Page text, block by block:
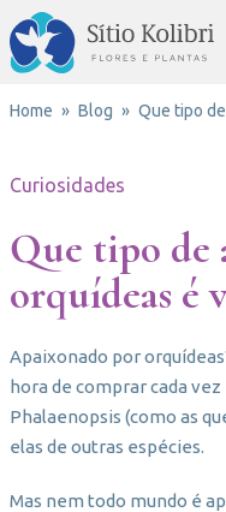
Home Blog Que tipo
Curiosidades
Que tipo de
orquídeas é
Apaixonado por
hora de comprar cada
Phalaenopsis (como as
elas de outras espécies.
Mas nem todo mundo é